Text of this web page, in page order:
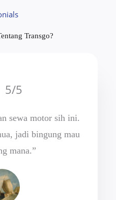
Transgo?
5/5
sewa motor sih ini.
jadi bingung mau
mana.”